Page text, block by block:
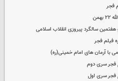
فجر
سالگرد پیروزی انقلاب اسلامی
فیلم فجر
با آرمان های امام خمینی(ره)
فجر سری دوم
فجر سری اول